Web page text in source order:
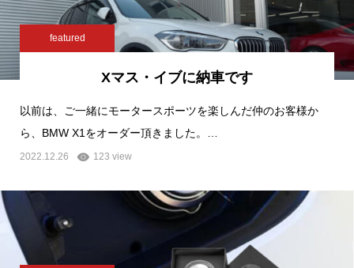
featured
Xマス・イブに納車です
以前は、ご一緒にモータースポーツを楽しんだ仲のお客様か
ら、BMW X1をオーダー頂きました。…
2022.12.26 123 view